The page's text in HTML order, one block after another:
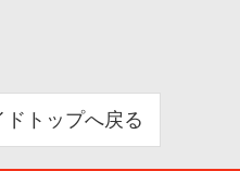
トップへ戻る